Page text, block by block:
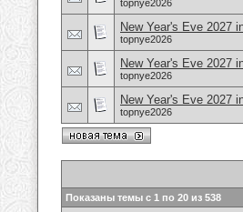
topnye2026
New Year's Eve 2027
topnye2026
New Year's Eve 2027
topnye2026
New Year's Eve 2027
topnye2026
Показаны темы с 1 по 20 из 538